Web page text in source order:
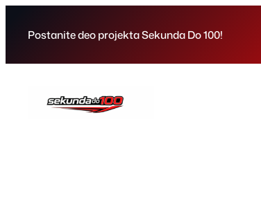
Postanite deo projekta Sekunda Do 100!